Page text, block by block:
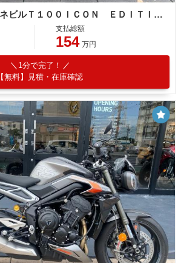
ＴＲＩＵＭＰＨ ボンネビルＴ１００ＩＣＯＮ ＥＤＩＴＩＯＮ
支払総額
154 万円
1分で完了！
【無料】見積・在庫確認